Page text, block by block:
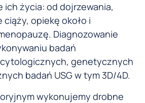
ich życia: od dojrzewania,
opiekę około i
Diagnozowanie
badań
genetycznych
badań USG w tym 3D/4D.
wykonujemy drobne